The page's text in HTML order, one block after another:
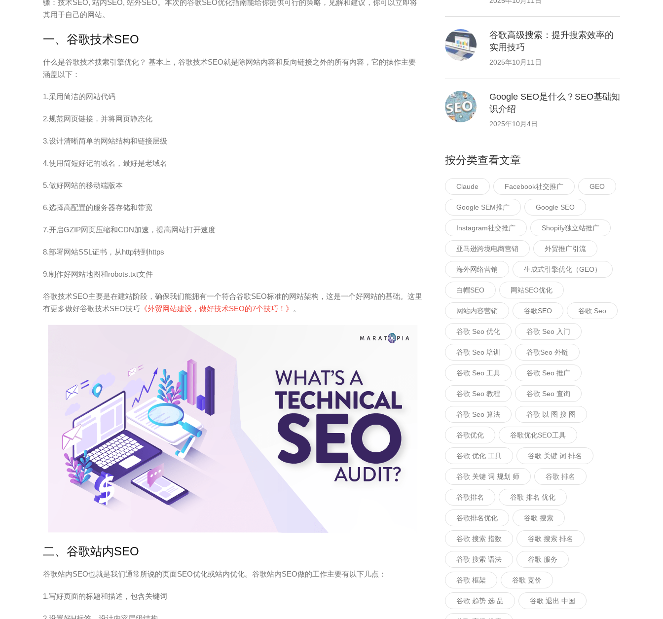
骤：技术SEO, 站内SEO, 站外SEO。本次的谷歌SEO优化指南能给你提供可行的策略，见解和建议，你可以立即将
其用于自己的网站。
一、谷歌技术SEO
什么是谷歌技术搜索引擎优化？ 基本上，谷歌技术SEO就是除网站内容和反向链接之外的所有内容，它的操作主要
涵盖以下：
1.采用简洁的网站代码
2.规范网页链接，并将网页静态化
3.设计清晰简单的网站结构和链接层级
4.使用简短好记的域名，最好是老域名
5.做好网站的移动端版本
6.选择高配置的服务器存储和带宽
7.开启GZIP网页压缩和CDN加速，提高网站打开速度
8.部署网站SSL证书，从http转到https
9.制作好网站地图和robots.txt文件
谷歌技术SEO主要是在建站阶段，确保我们能拥有一个符合谷歌SEO标准的网站架构，这是一个好网站的基础。这里
有更多做好谷歌技术SEO技巧 《外贸网站建设，做好技术SEO的7个技巧！》 。
二、谷歌站内SEO
谷歌站内SEO也就是我们通常所说的页面SEO优化或站内优化。谷歌站内SEO做的工作主要有以下几点：
1.写好页面的标题和描述，包含关键词
谷歌高级搜索：提升搜索效率的
实用技巧
2025年10月11日
Google SEO是什么？SEO基础知
识介绍
2025年10月4日
按分类查看文章
Claude Facebook社交推广 GEO
Google SEM推广 Google SEO
Instagram社交推广 Shopify独立站推广
亚马逊跨境电商营销 外贸推广引流
海外网络营销 生成式引擎优化（GEO）
白帽SEO 网站SEO优化
网站内容营销 谷歌SEO 谷歌 Seo
谷歌 Seo 优化 谷歌 Seo 入门
谷歌 Seo 培训 谷歌seo 外链
谷歌 Seo 工具 谷歌 Seo 推广
谷歌 Seo 教程 谷歌 Seo 查询
谷歌 Seo 算法 谷歌 以 图 搜 图
谷歌优化 谷歌优化SEO工具
谷歌 优化 工具 谷歌 关键 词 排名
谷歌 关键 词 规划 师 谷歌 排名
谷歌排名 谷歌 排名 优化
谷歌排名优化 谷歌 搜索
谷歌 搜索 指数 谷歌 搜索 排名
谷歌 搜索 语法 谷歌 服务
谷歌 框架 谷歌 竞价
谷歌 趋势 选 品 谷歌 退出 中国